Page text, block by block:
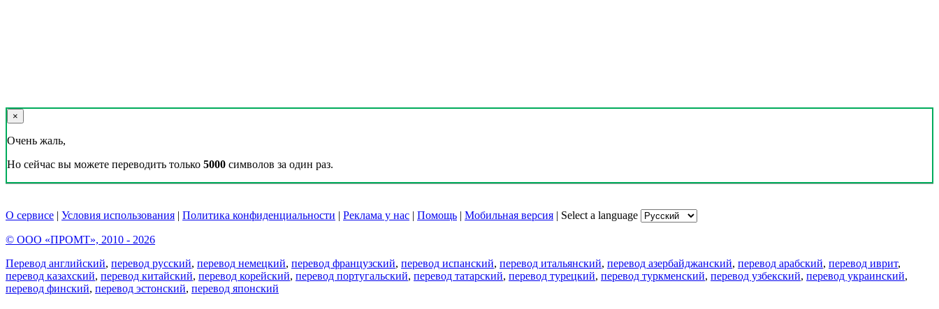
×
Очень жаль,
Но сейчас вы можете переводить только 5000 символов за один раз.
О сервисе | Условия использования | Политика конфиденциальности | Реклама у нас | Помощь | Мобильная версия | Select a language
© ООО «ПРОМТ», 2010 - 2026
Перевод английский, перевод русский, перевод немецкий, перевод французский, перевод испанский, перевод итальянский, перевод азербайджанский, перевод арабский, перевод иврит,
перевод казахский, перевод китайский, перевод корейский, перевод португальский, перевод татарский, перевод турецкий, перевод туркменский, перевод узбекский, перевод украинский,
перевод финский, перевод эстонский, перевод японский